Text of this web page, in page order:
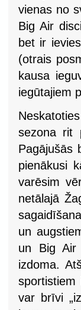
vienas no
Big Air
bet ir
(otrais
kausa
iegūtajiem
sezona rit
Pagājušās
pienākusi
varēsim
netālajā
un
un Big Air
izdoma.
var brīvi